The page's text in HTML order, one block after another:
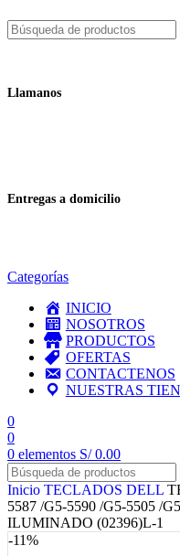
Llamanos
Entregas a domicilio
Categorías
INICIO
NOSOTROS
PRODUCTOS
OFERTAS
CONTACTENOS
NUESTRAS
0
0
0 elementos S/0.00
Inicio TECLADOS DELL
5587 /G5-5590 /G5-5505 /
ILUMINADO (02396)L-1
-11%